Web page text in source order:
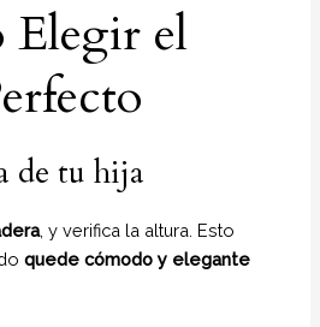
Elegir el
de tu hija
, y verifica la altura. Esto
quede cómodo y elegante